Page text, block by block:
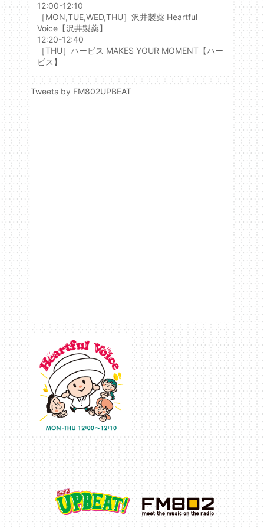
12:00-12:10
［MON,TUE,WED,THU］ 沢井製薬 Heartful
Voice【沢井製薬】
12:20-12:40
［THU］ハービス MAKES YOUR MOMENT【ハー
ビス】
Tweets by FM802UPBEAT